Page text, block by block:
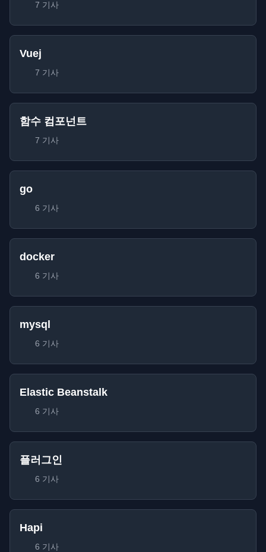
7 기사
Vuej
7 기사
함수 컴포넌트
7 기사
go
6 기사
docker
6 기사
mysql
6 기사
Elastic Beanstalk
6 기사
플러그인
6 기사
Hapi
6 기사